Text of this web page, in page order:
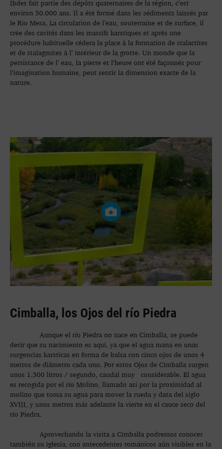
Ibdes fait partie des dépôts quaternaires de la région, c’est
environ 50.000 ans. Il a été formé dans les sédiments laissés par
le Rio Mesa. La circulation de l’eau, souterraine et de surface, il
crée des cavités dans les massifs karstiques et après une
procédure habituelle cédera la place à la formation de stalactites
et de stalagmites à l’ intérieur de la grotte. Un monde que la
persistance de l’ eau, la pierre et l’heure ont été façonnés pour
l‘imagination humaine, peut sentir la dimension exacte de la
nature.
Cimballa, los Ojos del río Piedra
Aunque el río Piedra no nace en Cimballa, se puede
decir que su nacimiento es aqui, ya que el agua mana en unas
surgencias karsticas en forma de balsa con cinco ojos de unos 4
metros de diámetro cada uno. Por estos Ojos de Cimballa surgen
unos 1.300 litros / segundo, caudal muy considerable. El agua
es recogida por el río Molino, llamado así por la proximidad al
molino que toma su agua para mover la rueda y data del siglo
XVIII, y unos metros más adelante la vierte en el cauce seco del
río Piedra.
Aprovechando la visita a Cimballa podremos conocer
también su iglesia, con antecedentes románicos aún visibles en la